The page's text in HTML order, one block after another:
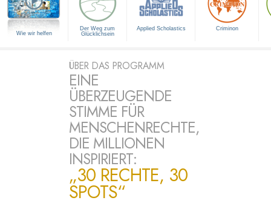
Wie wir helfen
Der Weg zum
Glücklichsein
Applied Scholastics Criminon
ÜBER DAS PROGRAMM
EINE
ÜBERZEUGENDE
STIMME FÜR
MENSCHENRECHTE,
DIE MILLIONEN
INSPIRIERT:
„30 RECHTE, 30
SPOTS“